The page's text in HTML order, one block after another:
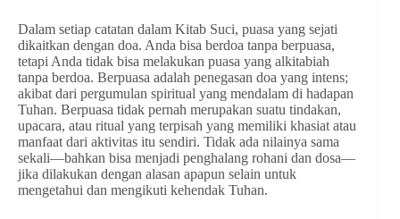
Dalam setiap catatan dalam Kitab Suci, puasa yang sejati
dikaitkan dengan doa. Anda bisa berdoa tanpa berpuasa,
tetapi Anda tidak bisa melakukan puasa yang alkitabiah
tanpa berdoa. Berpuasa adalah penegasan doa yang intens;
akibat dari pergumulan spiritual yang mendalam di hadapan
Tuhan. Berpuasa tidak pernah merupakan suatu tindakan,
upacara, atau ritual yang terpisah yang memiliki khasiat atau
manfaat dari aktivitas itu sendiri. Tidak ada nilainya sama
sekali—bahkan bisa menjadi penghalang rohani dan dosa—
jika dilakukan dengan alasan apapun selain untuk
mengetahui dan mengikuti kehendak Tuhan.